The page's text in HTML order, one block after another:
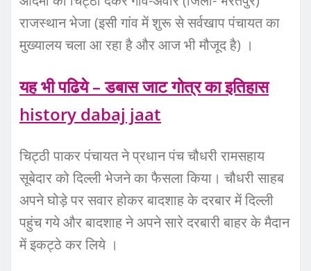
राजस्थान भेजा (इसी गांव में शुरू से सर्वखाप पंचायत का
मुख्यालय चला आ रहा है और आज भी मौजूद है) ।
यह भी पढिये – डबास जाट गोत्र का इतिहास
history dabaj jaat
चिट्ठी पाकर पंचायत ने प्रधान पंच चौधरी रामसहाय
सूबेदार को दिल्ली भेजने का फैसला किया। चौधरी साहब
अपने घोड़े पर सवार होकर बादशाह के दरबार में दिल्ली
पहुंच गये और बादशाह ने अपने सारे दरबारी बाहर के मैदान
में इकट्ठे कर लिये ।